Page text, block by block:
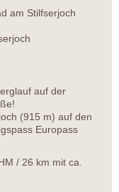
am Stilfserjoch
auf der
(915 m) auf den
Europass
/ 26 km mit ca.